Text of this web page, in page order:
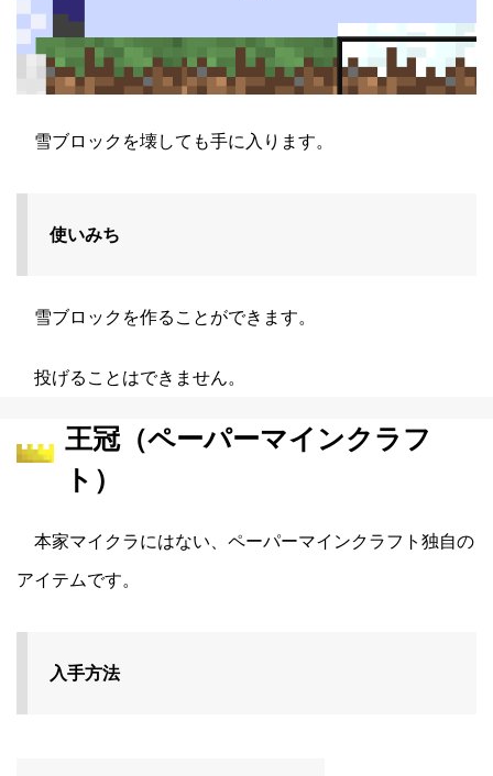
雪ブロックを壊しても手に入ります。
使いみち
雪ブロックを作ることができます。
投げることはできません。
王冠（ペーパーマインクラフ
ト）
本家マイクラにはない、ペーパーマインクラフト独自の
アイテムです。
入手方法